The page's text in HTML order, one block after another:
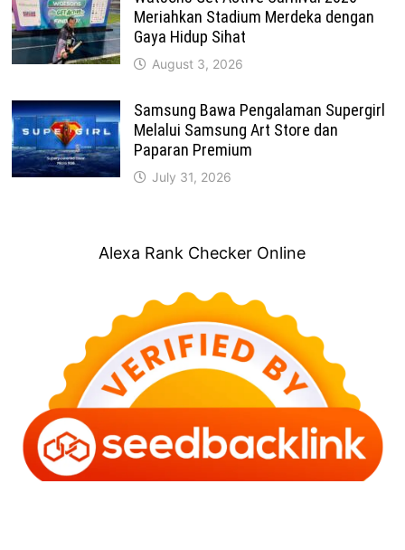
Meriahkan Stadium Merdeka dengan
Gaya Hidup Sihat
August 3, 2026
Samsung Bawa Pengalaman Supergirl
Melalui Samsung Art Store dan
Paparan Premium
July 31, 2026
Alexa Rank Checker Online